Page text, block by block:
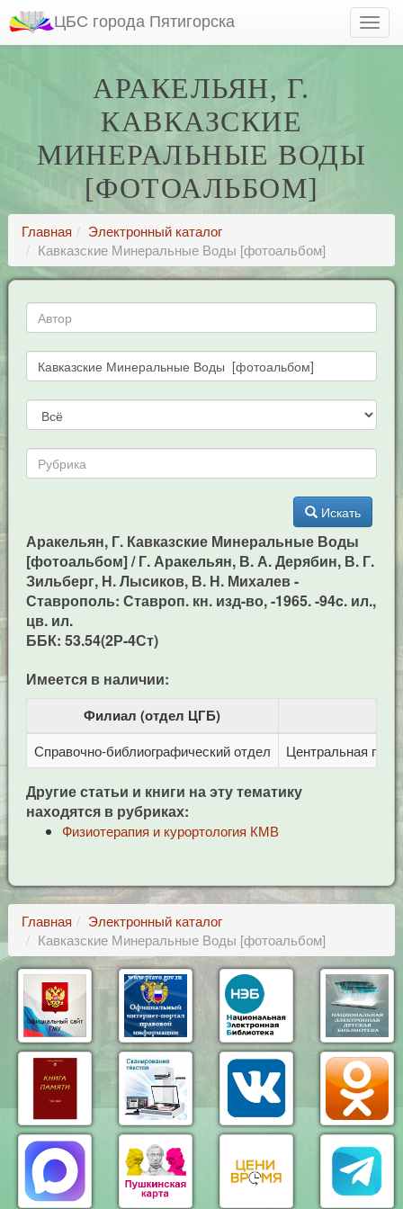
ЦБС города Пятигорска
АРАКЕЛЬЯН, Г.
КАВКАЗСКИЕ
МИНЕРАЛЬНЫЕ ВОДЫ
[ФОТОАЛЬБОМ]
Главная
Электронный каталог
Кавказские Минеральные Воды [фотоальбом]
Искать
Аракельян, Г. Кавказские Минеральные Воды
[фотоальбом] / Г. Аракельян, В. А. Дерябин, В. Г.
Зильберг, Н. Лысиков, В. Н. Михалев -
Ставрополь: Ставроп. кн. изд-во, -1965. -94c. ил.,
цв. ил.
ББК: 53.54(2Р-4Ст)
Имеется в наличии:
Филиал (отдел ЦГБ)
Справочно-библиографический отдел Центральная
Другие статьи и книги на эту тематику
находятся в рубриках:
Физиотерапия и курортология КМВ
Главная
Электронный каталог
Кавказские Минеральные Воды [фотоальбом]